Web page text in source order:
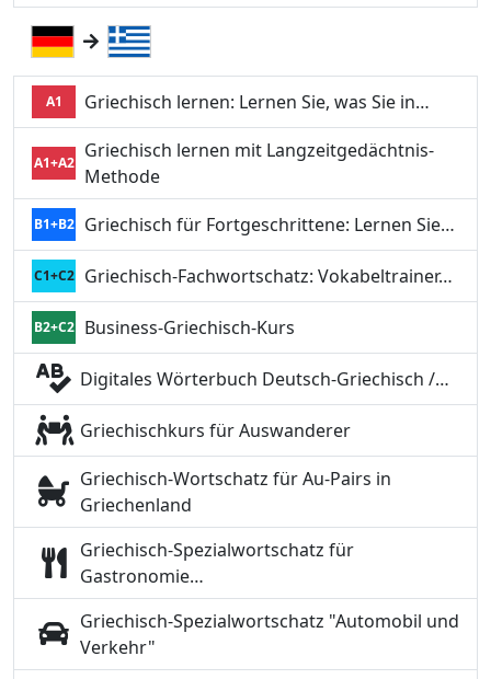
A1 Griechisch lernen: Lernen Sie, was Sie in…
A1+A2
Griechisch lernen mit Langzeitgedächtnis-
Methode
B1+B2 Griechisch für Fortgeschrittene: Lernen Sie…
C1+C2 Griechisch-Fachwortschatz: Vokabeltrainer…
B2+C2 Business-Griechisch-Kurs
Digitales Wörterbuch Deutsch-Griechisch /…
Griechischkurs für Auswanderer
Griechisch-Wortschatz für Au-Pairs in
Griechenland
Griechisch-Spezialwortschatz für
Gastronomie…
Griechisch-Spezialwortschatz "Automobil und
Verkehr"